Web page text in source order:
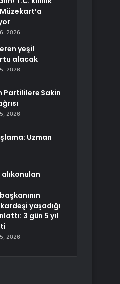
2026
yeşil
alacak
2026
Partililere Sakin
2026
Uzman
alıkonulan
yaşadığı
3 gün 5 yıl
2026